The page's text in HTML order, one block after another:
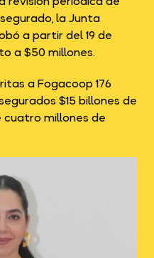
la Junta
a partir del 19 de
a $50 millones.
a Fogacoop 176
$15 billones de
cuatro millones de